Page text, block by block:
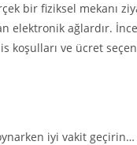
bir fiziksel mekanı
elektronik ağlardır.
koşulları ve ücret
iyi vakit geçirin…